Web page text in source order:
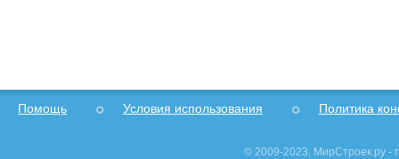
Помощь Условия использования Политика
© 2009-2023, МирСтроек.ру -